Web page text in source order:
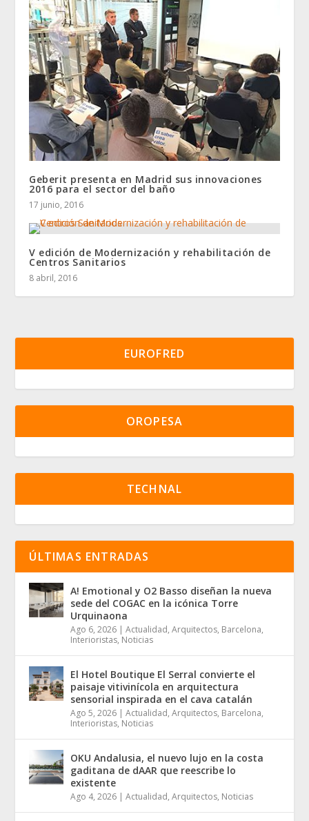
Geberit presenta en Madrid sus innovaciones
2016 para el sector del baño
17 junio, 2016
V edición de Modernización y rehabilitación de
Centros Sanitarios
8 abril, 2016
EUROFRED
OROPESA
TECHNAL
ÚLTIMAS ENTRADAS
A! Emotional y O2 Basso diseñan la nueva
sede del COGAC en la icónica Torre
Urquinaona
Ago 6, 2026 |Actualidad,Arquitectos, Barcelona,
Interioristas, Noticias
El Hotel Boutique El Serral convierte el
paisaje vitivinícola en arquitectura
sensorial inspirada en el cava catalán
Ago 5, 2026 |Actualidad,Arquitectos, Barcelona,
Interioristas, Noticias
OKU Andalusia, el nuevo lujo en la costa
gaditana de dAAR que reescribe lo
existente
Ago 4, 2026 |Actualidad,Arquitectos, Noticias